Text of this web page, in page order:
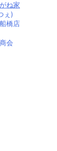
ね家
ぇ)
橋店
会